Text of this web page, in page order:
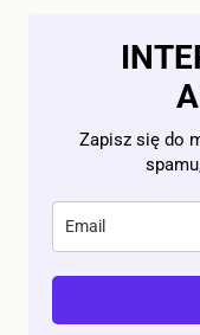
Zapisz się do